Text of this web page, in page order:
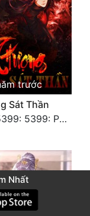
trước
Sát Thần
Chương 5399: 5399: Phá giải
Nhất